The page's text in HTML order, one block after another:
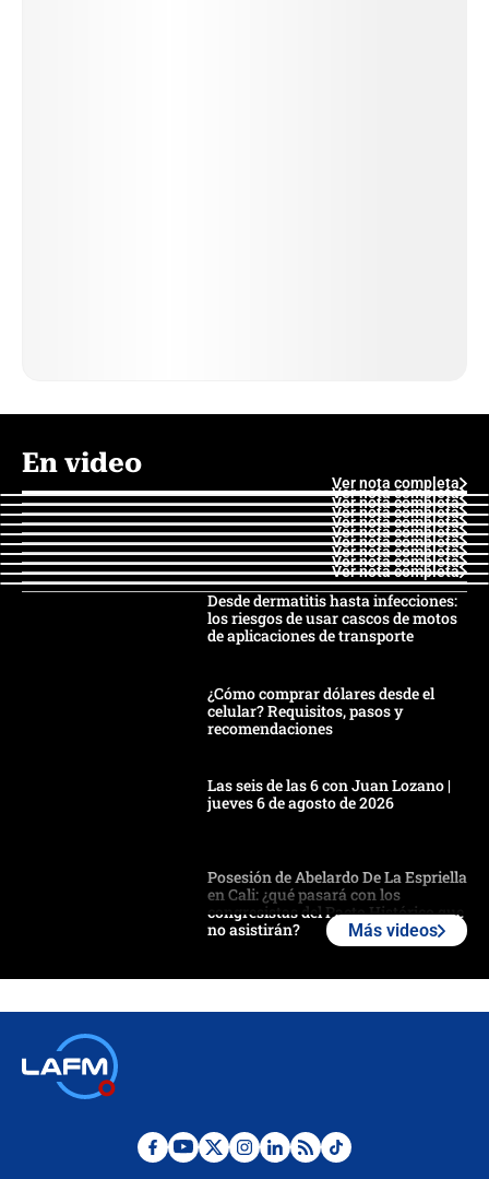
En video
Ver nota completa
Ver nota completa
Ver nota completa
Ver nota completa
Ver nota completa
Ver nota completa
Ver nota completa
Ver nota completa
Ver nota completa
Ver nota completa
Desde dermatitis hasta infecciones:
los riesgos de usar cascos de motos
de aplicaciones de transporte
¿Cómo comprar dólares desde el
celular? Requisitos, pasos y
recomendaciones
Las seis de las 6 con Juan Lozano |
jueves 6 de agosto de 2026
Posesión de Abelardo De La Espriella
en Cali: ¿qué pasará con los
congresistas del Pacto Histórico que
no asistirán?
¿Por qué De la Espriella gobernará
Más videos